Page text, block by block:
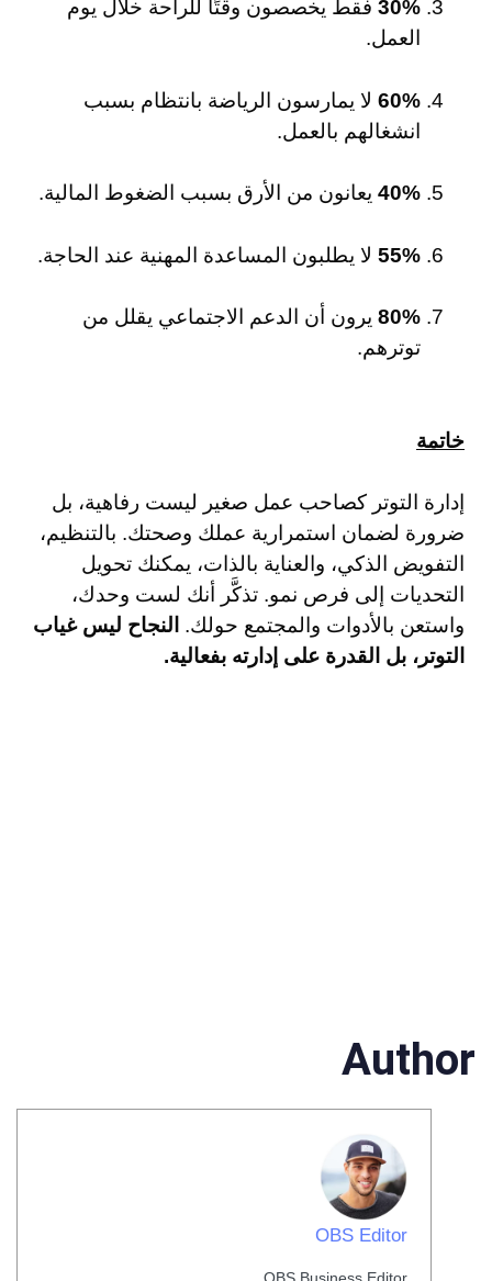
30% فقط يخصصون وقتًا للراحة خلال يوم
العمل.
60% لا يمارسون الرياضة بانتظام بسبب
انشغالهم بالعمل.
40% يعانون من الأرق بسبب الضغوط المالية.
55% لا يطلبون المساعدة المهنية عند الحاجة.
80% يرون أن الدعم الاجتماعي يقلل من
توترهم.
خاتمة
إدارة التوتر كصاحب عمل صغير ليست رفاهية، بل
ضرورة لضمان استمرارية عملك وصحتك. بالتنظيم،
التفويض الذكي، والعناية بالذات، يمكنك تحويل
التحديات إلى فرص نمو. تذكَّر أنك لست وحدك،
واستعن بالأدوات والمجتمع حولك. النجاح ليس غياب
التوتر، بل القدرة على إدارته بفعالية.
Author
OBS Editor
OBS Business Editor